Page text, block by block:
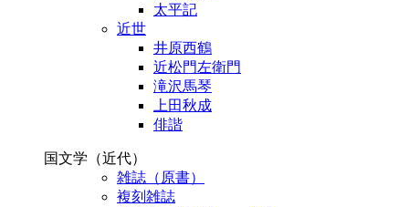
太平記
近世
井原西鶴
近松門左衛門
滝沢馬琴
上田秋成
俳諧
国文学（近代）
雑誌（原書）
複刻雑誌